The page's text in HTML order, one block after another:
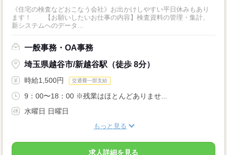
《住宅の検査などおこなう会社》お出かけしやすい平日休みもあり
ます！ 【お願いしたいお仕事の内容】検査資料の管理・集計、
新システムへのデータ...
一般事務・OA事務
埼玉県越谷市/新越谷駅（徒歩 8分）
時給1,500円 交通費一部支給
9：00〜18：00 ※残業はほとんどありませ...
水曜日 日曜日
もっと見る
求人詳細を見る